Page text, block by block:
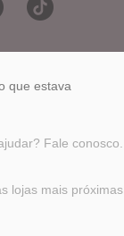
que estava
Fale conosco.
lojas mais próximas.